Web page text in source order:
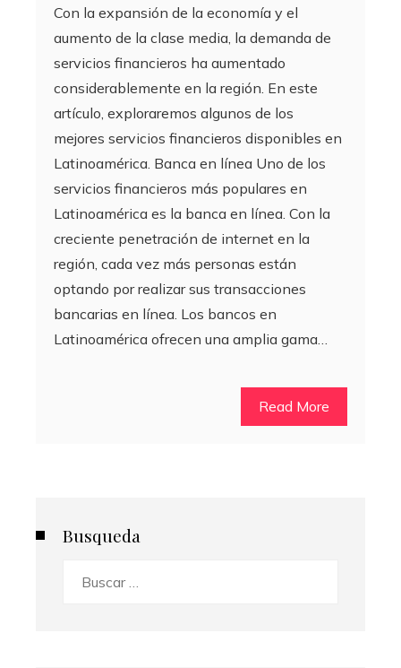
Con la expansión de la economía y el
aumento de la clase media, la demanda de
servicios financieros ha aumentado
considerablemente en la región. En este
artículo, exploraremos algunos de los
mejores servicios financieros disponibles en
Latinoamérica. Banca en línea Uno de los
servicios financieros más populares en
Latinoamérica es la banca en línea. Con la
creciente penetración de internet en la
región, cada vez más personas están
optando por realizar sus transacciones
bancarias en línea. Los bancos en
Latinoamérica ofrecen una amplia gama…
Read More
Busqueda